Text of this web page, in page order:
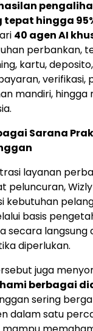
tepat hingga
40 agen AI
perbankan,
kartu,
verifikasi,
mandiri, hingga
Sarana
layanan
peluncuran,
kebutuhan
basis
secara langsung
diperlukan.
juga
berbagai
sering
dalam satu